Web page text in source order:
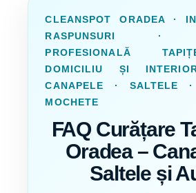
CLEANSPOT ORADEA ·
RASPUNSURI ·
PROFESIONALĂ
DOMICILIU ȘI
CANAPELE · SALTELE
MOCHETE
FAQ Curățare
Oradea –
Saltele și